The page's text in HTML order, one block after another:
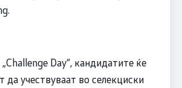
Day“, кандидатите ќе
учествуваат во селекциски